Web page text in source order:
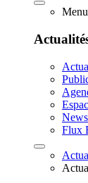
Menu
Flux